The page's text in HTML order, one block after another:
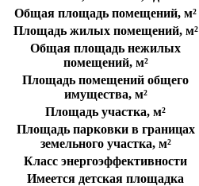
Общая площадь помещений, м²
Площадь жилых помещений, м²
Общая площадь нежилых
помещений, м²
Площадь помещений общего
имущества, м²
Площадь участка, м²
Площадь парковки в границах
земельного участка, м²
Класс энергоэффективности
Имеется детская площадка